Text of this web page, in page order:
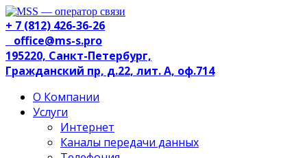
+ 7 (812) 426-36-26
office@ms-s.pro
195220, Санкт-Петербург,
Гражданский пр, д.22, лит. А, оф.714
О Компании
Услуги
Интернет
Каналы передачи данных